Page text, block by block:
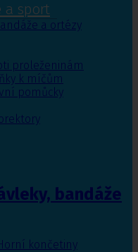
a sport
a ortézy
proleženinám
k míčům
pomůcky
bandáže
končetiny